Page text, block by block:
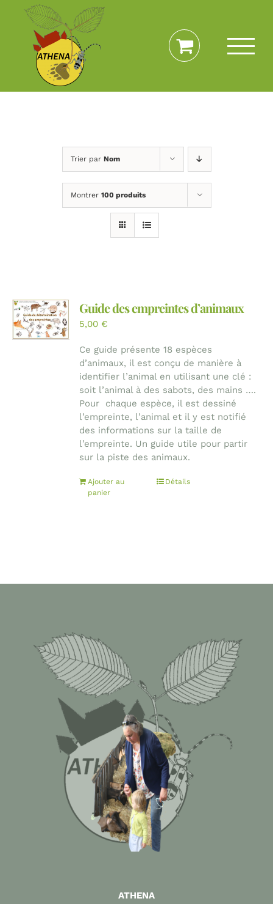
Passer
contenu
Trier par Nom
Montrer 100 produits
Guide des empreintes d’animaux
5,00 €
Ce guide présente 18 espèces
d’animaux, il est conçu de manière à
identifier l’animal en utilisant une clé :
soit l’animal à des sabots, des mains ….
Pour chaque espèce, il est dessiné
l’empreinte, l’animal et il y est notifié
des informations sur la taille de
l’empreinte. Un guide utile pour partir
sur la piste des animaux.
Ajouter au
panier
Détails
ATHENA